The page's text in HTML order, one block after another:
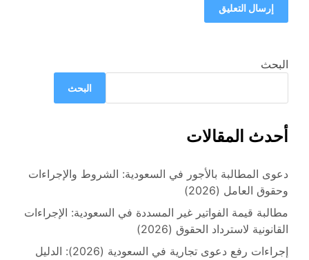
البحث
البحث
أحدث المقالات
دعوى المطالبة بالأجور في السعودية: الشروط والإجراءات
وحقوق العامل (2026)
مطالبة قيمة الفواتير غير المسددة في السعودية: الإجراءات
القانونية لاسترداد الحقوق (2026)
إجراءات رفع دعوى تجارية في السعودية (2026): الدليل